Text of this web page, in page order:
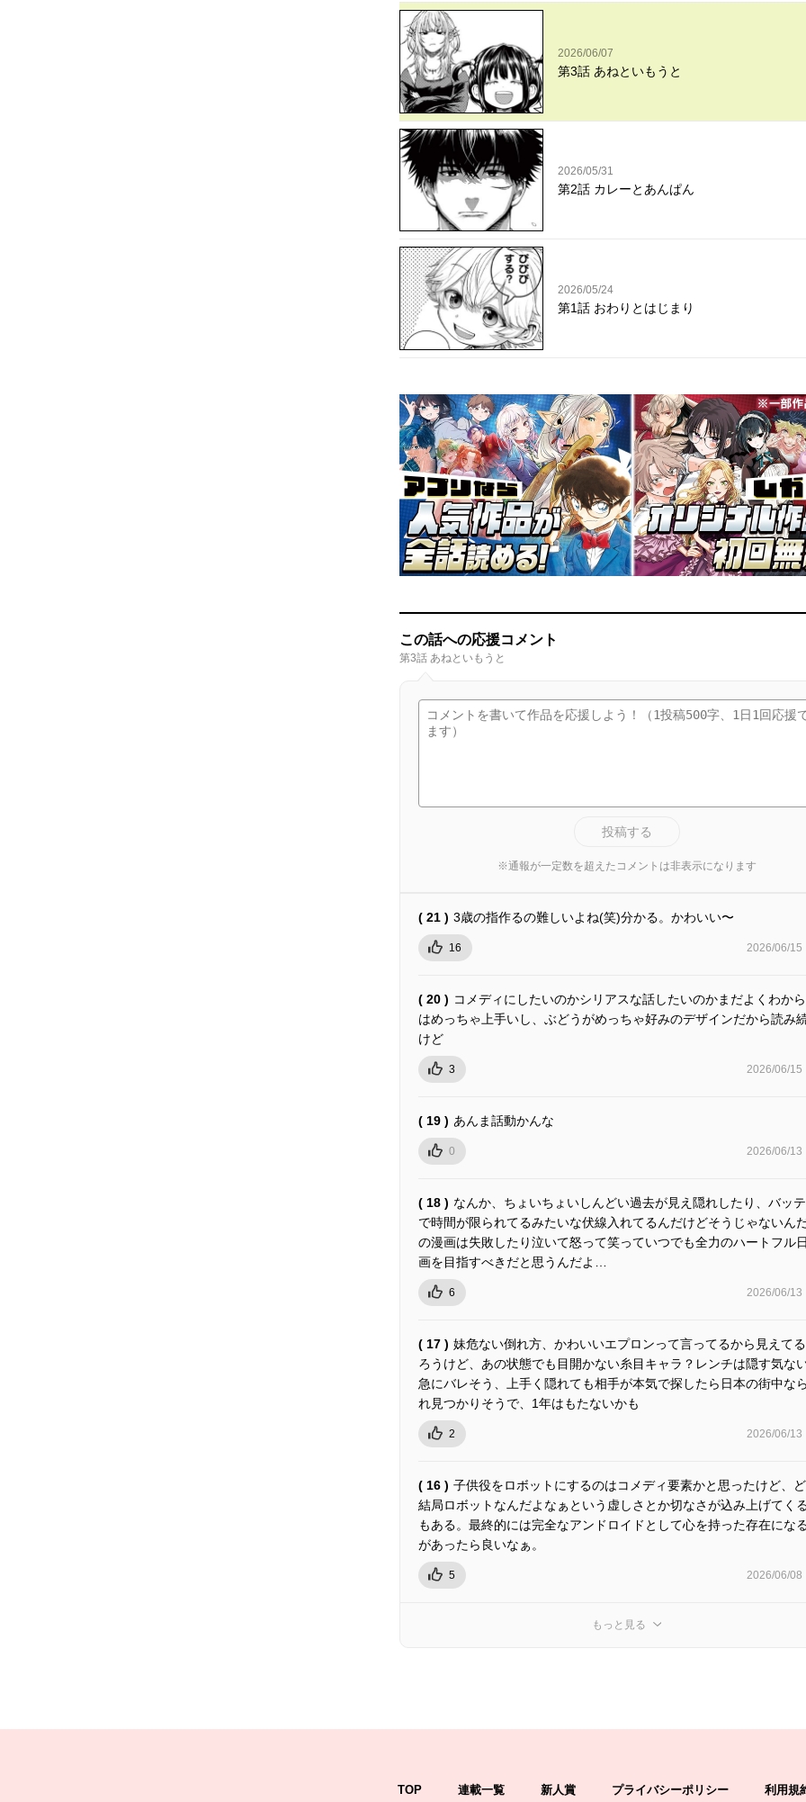
2026/06/07
第3話 あねといもうと
2026/05/31
第2話 カレーとあんぱん
2026/05/24
第1話 おわりとはじまり
この話への応援コメント
第3話 あねといもうと
投稿する
※通報が一定数を超えたコメントは非表示になります
( 21 ) 3歳の指作るの難しいよね(笑)分かる。かわいい〜
16 2026/06/15
( 20 ) コメディにしたいのかシリアスな話したいのかまだよくわか
はめっちゃ上手いし、ぶどうがめっちゃ好みのデザインだから読み
けど
3 2026/06/15
( 19 ) あんま話動かんな
0 2026/06/13
( 18 ) なんか、ちょいちょいしんどい過去が見え隠れしたり、バッ
で時間が限られてるみたいな伏線入れてるんだけどそうじゃないん
の漫画は失敗したり泣いて怒って笑っていつでも全力のハートフル
画を目指すべきだと思うんだよ…
6 2026/06/13
( 17 ) 妹危ない倒れ方、かわいいエプロンって言ってるから見えて
ろうけど、あの状態でも目開かない糸目キャラ？レンチは隠す気な
急にバレそう、上手く隠れても相手が本気で探したら日本の街中な
れ見つかりそうで、1年はもたないかも
2 2026/06/13
( 16 ) 子供役をロボットにするのはコメディ要素かと思ったけど、
結局ロボットなんだよなぁという虚しさとか切なさが込み上げてく
もある。最終的には完全なアンドロイドとして心を持った存在にな
があったら良いなぁ。
5 2026/06/08
もっと見る
TOP 連載一覧 新人賞 プライバシーポリシー 利用規